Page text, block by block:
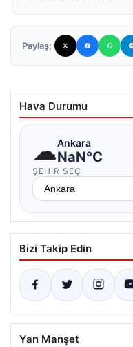
Paylaş:
Hava Durumu
☁Ankara
NaN°C
ŞEHIR SEÇ
Bizi Takip Edin
Yan Manşet